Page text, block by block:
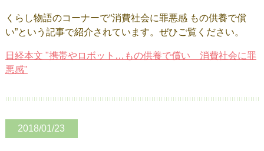
くらし物語のコーナーで“消費社会に罪悪感 もの供養で償
い”という記事で紹介されています。ぜひご覧ください。
日経本文 "携帯やロボット…もの供養で償い 消費社会に罪
悪感"
2018/01/23